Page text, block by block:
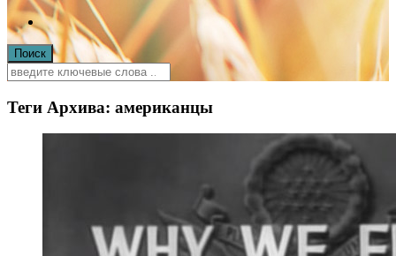
Теги Архива: американцы